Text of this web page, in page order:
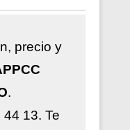
precio y
.
44 13. Te